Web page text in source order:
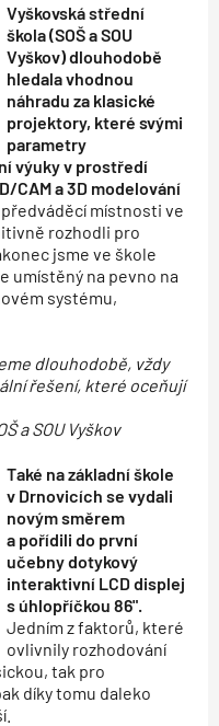
Vyškovská střední
škola (SOŠ a SOU
Vyškov) dlouhodobě
hledala vhodnou
náhradu za klasické
projektory, které svými
parametry
výuky v prostředí
CAM a 3D modelování
místnosti ve
rozhodli pro
jsme ve škole
umístěný na pevno na
systému,
dlouhodobě, vždy
řešení, které oceňují
a SOU Vyškov
Také na základní škole
v Drnovicích se vydali
novým směrem
a pořídili do první
učebny dotykový
interaktivní LCD displej
s úhlopříčkou 86".
Jedním z faktorů, které
ovlivnily rozhodování
tak pro
díky tomu daleko